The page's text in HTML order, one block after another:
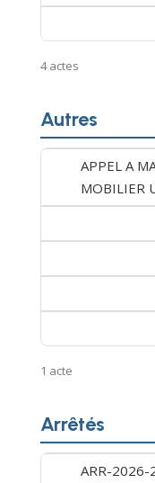
4 actes
Autres
APPEL A
MOBILIER
1 acte
Arrêtés
ARR-